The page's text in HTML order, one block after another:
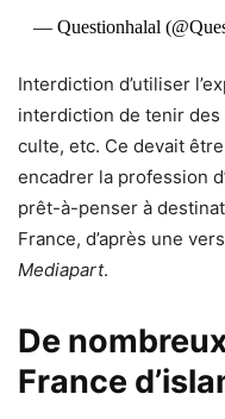
— Questionhalal
Interdiction d’utiliser
interdiction de tenir
culte, etc. Ce devait
encadrer la profession
prêt-à-penser à
France, d’après une
Mediapart.
De
France